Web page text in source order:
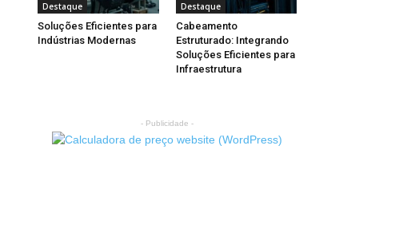
Destaque
Soluções Eficientes para
Indústrias Modernas
Destaque
Cabeamento
Estruturado: Integrando
Soluções Eficientes para
Infraestrutura
- Publicidade -